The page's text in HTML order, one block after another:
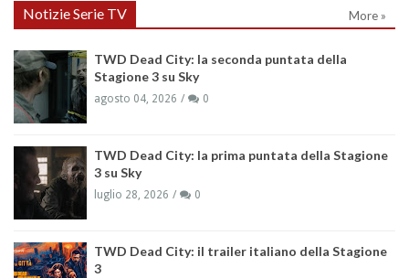
Notizie Serie TV More »
TWD Dead City: la seconda puntata della
Stagione 3 su Sky
agosto 04, 2026 0
TWD Dead City: la prima puntata della Stagione
3 su Sky
luglio 28, 2026 0
TWD Dead City: il trailer italiano della Stagione
3